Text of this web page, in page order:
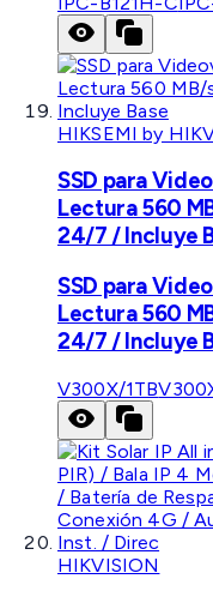
HIKSEMI by
SSD para
Lectura 560
24/7 / Incluye
SSD para
Lectura 560
24/7 / Incluye
V300X/1TB
HIKVISION